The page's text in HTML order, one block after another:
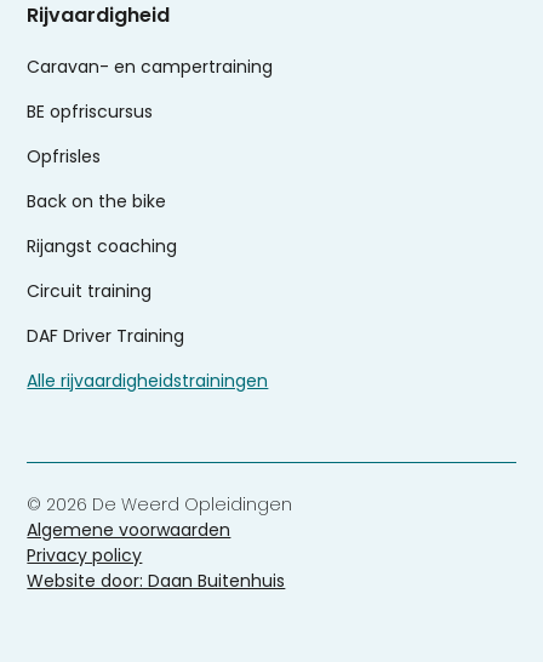
Rijvaardigheid
Caravan- en campertraining
BE opfriscursus
Opfrisles
Back on the bike
Rijangst coaching
Circuit training
DAF Driver Training
Alle rijvaardigheidstrainingen
© 2026 De Weerd Opleidingen
Algemene voorwaarden
Privacy policy
Website door: Daan Buitenhuis